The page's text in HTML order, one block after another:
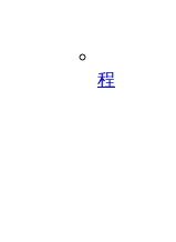
程